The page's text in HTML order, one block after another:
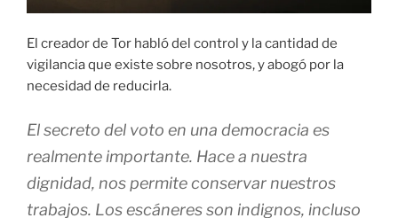
El creador de Tor habló del control y la cantidad de
vigilancia que existe sobre nosotros, y abogó por la
necesidad de reducirla.
El secreto del voto en una democracia es
realmente importante. Hace a nuestra
dignidad, nos permite conservar nuestros
trabajos. Los escáneres son indignos, incluso